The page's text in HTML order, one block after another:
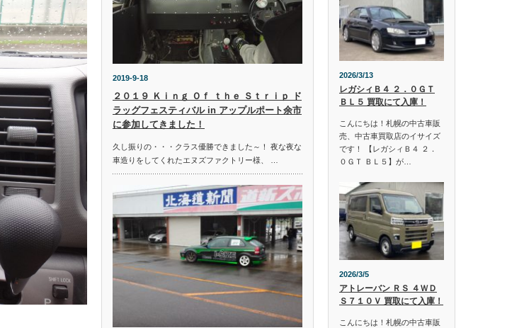
2019-9-18
２０１９ Ｋｉｎｇ Ｏｆ ｔｈｅ Ｓｔｒｉｐ ド
ラッグフェスティバル in アップルポート余市
に参加してきました！
久し振りの・・・クラス優勝できました～！ 夜な夜な
車造りをしてくれたエヌズファクトリー様、 …
2026/3/13
レガシィＢ４ ２．０ＧＴ
ＢＬ５ 買取にて入庫！
こんにちは！札幌の中古車販
売、中古車買取店のイサイズ
です！ 【レガシィＢ４ ２．
０ＧＴ ＢＬ５】が…
2026/3/5
アトレーバン ＲＳ ４ＷＤ
Ｓ７１０Ｖ 買取にて入庫！
こんにちは！札幌の中古車販